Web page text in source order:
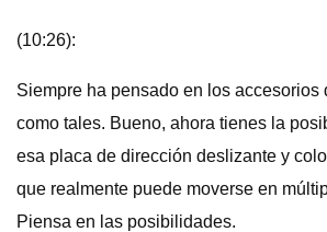
(10:26):
Siempre ha pensado en los accesorios
como tales. Bueno, ahora tienes la
esa placa de dirección deslizante y
que realmente puede moverse en
Piensa en las posibilidades.